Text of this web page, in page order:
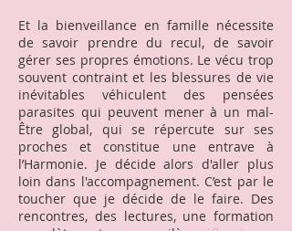
Et la bienveillance en famille nécessite
de savoir prendre du recul, de savoir
gérer ses propres émotions. ​Le vécu trop
souvent contraint et les blessures de vie
inévitables véhiculent des pensées
parasites qui peuvent mener à un mal-
Être global, qui se répercute sur ses
proches et constitue une entrave à
l’Harmonie. Je décide alors d'aller plus
loin dans l'accompagnement. C’est par le
toucher que je décide de le faire. Des
rencontres, des lectures, une formation